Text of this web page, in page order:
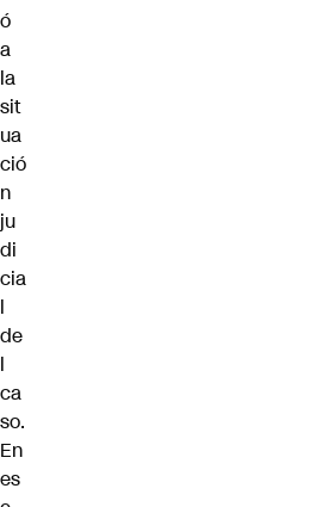
ó
a
la
sit
ua
ció
n
ju
di
cia
l
de
l
ca
so.
En
es